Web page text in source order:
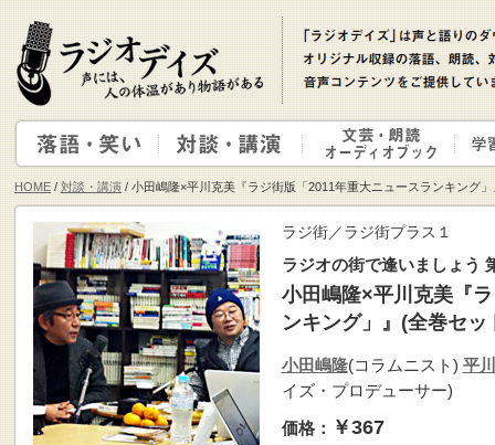
HOME / 対談・講演 / 小田嶋隆×平川克美『ラジ街版「2011年重大ニュースランキング
ラジ街／ラジ街プラス１
ラジオの街で逢いましょう
小田嶋隆×平川克美『
ンキング」』(全巻セッ
小田嶋隆(コラムニスト) 平
イズ・プロデューサー)
価格： ￥367